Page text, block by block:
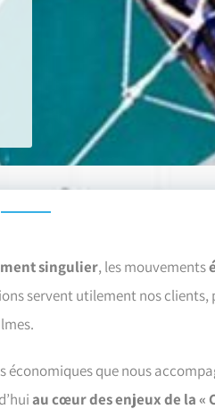
singulier, les mouvements
servent utilement nos
économiques que nous
au cœur des enjeux de la «